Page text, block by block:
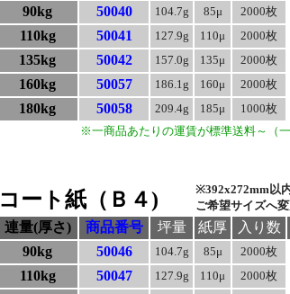
90kg
50040 104.7g 85μ 2000枚
110kg
50041 127.9g 110μ 2000枚
135kg
50042 157.0g 135μ 2000枚
160kg
50057 186.1g 160μ 2000枚
180kg
50058 209.4g 185μ 1000枚
※一商品あたりの運賃が標準送料～（
コート紙（Ｂ４)
※392x272mm以
ご希望サイズへ
連量(厚さ) 商品番号 坪量 紙厚 入り数
90kg
50046 104.7g 85μ 2000枚
110kg
50047 127.9g 110μ 2000枚